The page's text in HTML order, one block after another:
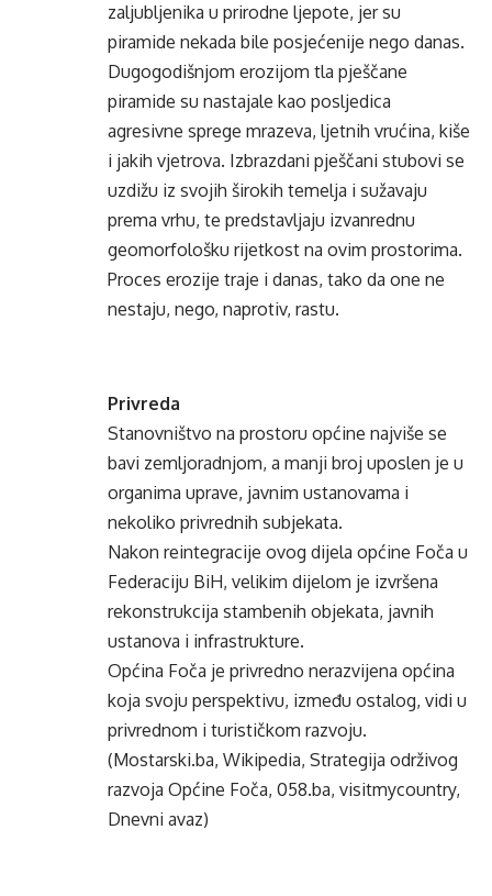
zaljubljenika u prirodne ljepote, jer su
piramide nekada bile posjećenije nego danas.
Dugogodišnjom erozijom tla pješčane
piramide su nastajale kao posljedica
agresivne sprege mrazeva, ljetnih vrućina, kiše
i jakih vjetrova. Izbrazdani pješčani stubovi se
uzdižu iz svojih širokih temelja i sužavaju
prema vrhu, te predstavljaju izvanrednu
geomorfološku rijetkost na ovim prostorima.
Proces erozije traje i danas, tako da one ne
nestaju, nego, naprotiv, rastu.
Privreda
Stanovništvo na prostoru općine najviše se
bavi zemljoradnjom, a manji broj uposlen je u
organima uprave, javnim ustanovama i
nekoliko privrednih subjekata.
Nakon reintegracije ovog dijela općine Foča u
Federaciju BiH, velikim dijelom je izvršena
rekonstrukcija stambenih objekata, javnih
ustanova i infrastrukture.
Općina Foča je privredno nerazvijena općina
koja svoju perspektivu, između ostalog, vidi u
privrednom i turističkom razvoju.
(Mostarski.ba, Wikipedia, Strategija održivog
razvoja Općine Foča, 058.ba, visitmycountry,
Dnevni avaz)